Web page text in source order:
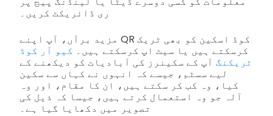
ری ڈائریکٹ کریں۔
مزید برآں، آپ اپنے QR کوڈ اسکین کو بھی ٹریک
کرسکتے ہیں یا سیٹ اپ کرسکتے ہیں۔ کیو آر کوڈ
ٹریکنگ آپ کے سکینرز کی آبادیات کو دیکھنے کے
لیے سسٹم، جیسے کہ انہوں نے کہاں سے سکین
کیا، وہ کب کر سکتے ہیں، ان کا مقام، اور وہ
آلہ جو وہ استعمال کرتے ہیں، جیسا کہ ذیل کی
تصویر میں دکھایا گیا ہے۔